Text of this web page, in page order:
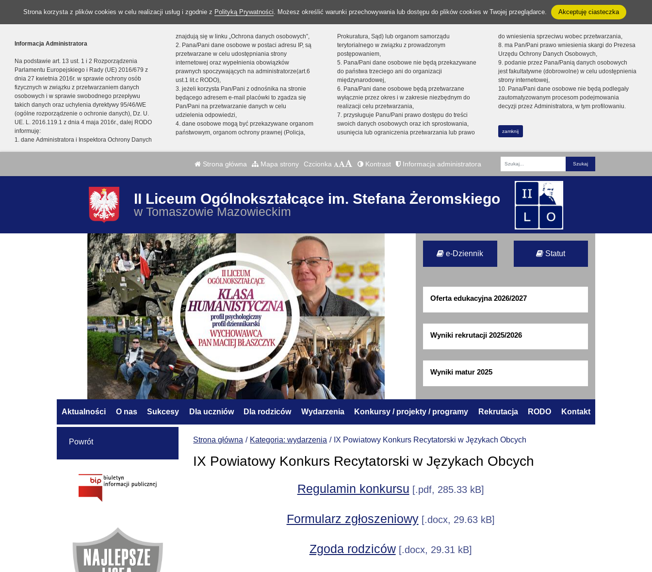
Strona korzysta z plików cookies w celu realizacji usług i zgodnie z Polityką Prywatności. Możesz określić warunki przechowywania lub dostępu do plików cookies w Twojej przeglądarce. Akceptuję ciasteczka
Informacja Administratora
Na podstawie art. 13 ust. 1 i 2 Rozporządzenia
Parlamentu Europejskiego i Rady (UE) 2016/679 z
dnia 27 kwietnia 2016r. w sprawie ochrony osób
fizycznych w związku z przetwarzaniem danych
osobowych i w sprawie swobodnego przepływu
takich danych oraz uchylenia dyrektywy 95/46/WE
(ogólne rozporządzenie o ochronie danych), Dz. U.
UE. L. 2016.119.1 z dnia 4 maja 2016r., dalej RODO
informuję:
1. dane Administratora i Inspektora Ochrony Danych
znajdują się w linku „Ochrona danych osobowych”,
2. Pana/Pani dane osobowe w postaci adresu IP, są
przetwarzane w celu udostępniania strony
internetowej oraz wypełnienia obowiązków
prawnych spoczywających na administratorze(art.6
ust.1 lit.c RODO),
3. jeżeli korzysta Pan/Pani z odnośnika na stronie
będącego adresem e-mail placówki to zgadza się
Pan/Pani na przetwarzanie danych w celu
udzielenia odpowiedzi,
4. dane osobowe mogą być przekazywane organom
państwowym, organom ochrony prawnej (Policja,
Prokuratura, Sąd) lub organom samorządu
terytorialnego w związku z prowadzonym
postępowaniem,
5. Pana/Pani dane osobowe nie będą przekazywane
do państwa trzeciego ani do organizacji
międzynarodowej,
6. Pana/Pani dane osobowe będą przetwarzane
wyłącznie przez okres i w zakresie niezbędnym do
realizacji celu przetwarzania,
7. przysługuje Panu/Pani prawo dostępu do treści
swoich danych osobowych oraz ich sprostowania,
usunięcia lub ograniczenia przetwarzania lub prawo
do wniesienia sprzeciwu wobec przetwarzania,
8. ma Pan/Pani prawo wniesienia skargi do Prezesa
Urzędu Ochrony Danych Osobowych,
9. podanie przez Pana/Panią danych osobowych
jest fakultatywne (dobrowolne) w celu udostępnienia
strony internetowej,
10. Pana/Pani dane osobowe nie będą podlegały
zautomatyzowanym procesom podejmowania
decyzji przez Administratora, w tym profilowaniu.
zamknij
Strona główna Mapa strony Czcionka Kontrast Informacja administratora
Fraza
II Liceum Ogólnokształcące im. Stefana Żeromskiego
w Tomaszowie Mazowieckim
e-Dziennik Statut
Oferta edukacyjna 2026/2027
Wyniki rekrutacji 2025/2026
Wyniki matur 2025
Aktualności O nas Sukcesy Dla uczniów Dla rodziców Wydarzenia Konkursy / projekty / programy Rekrutacja RODO Kontakt
Strona główna Kategoria: wydarzenia IX Powiatowy Konkurs Recytatorski w Językach Obcych
IX Powiatowy Konkurs Recytatorski w Językach Obcych
Regulamin konkursu [.pdf, 285.33 kB]
Formularz zgłoszeniowy[.docx, 29.63 kB]
Zgoda rodziców[.docx, 29.31 kB]
Powrót